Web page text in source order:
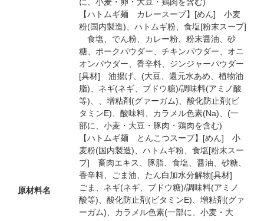
原材料名
【ハトムギ麺 カレースープ】[めん] 小麦
粉(国内製造)、ハトムギ粉、食塩[粉末スープ]
食塩、でん粉、カレー粉、粉末醤油、砂
糖、ポークパウダー、チキンパウダー、オニ
オンパウダー、香辛料、ジンジャーパウダー
[具材] 油揚げ、(大豆、還元水あめ、植物油
脂)、ネギ(ネギ、ブドウ糖)/調味料(アミノ酸
等)、、増粘剤(グァーガム)、酸化防止剤(ビ
タミンE)、酸味料、カラメル色素(Na)、(一
部に、小麦・大豆・豚肉・鶏肉を含む)
【ハトムギ麺 とんこつスープ】[めん] 小
麦粉(国内製造)、ハトムギ粉、食塩[粉末スー
プ] 畜肉エキス、豚脂、食塩、醤油、砂糖、
香辛料、ごま油、たん白加水分解物[具材]
ごま、ネギ(ネギ、ブドウ糖)/調味料(アミノ
酸等)、酸化防止剤(ビタミンE)、増粘剤(グァ
ーガム)、カラメル色素(一部に、小麦・大